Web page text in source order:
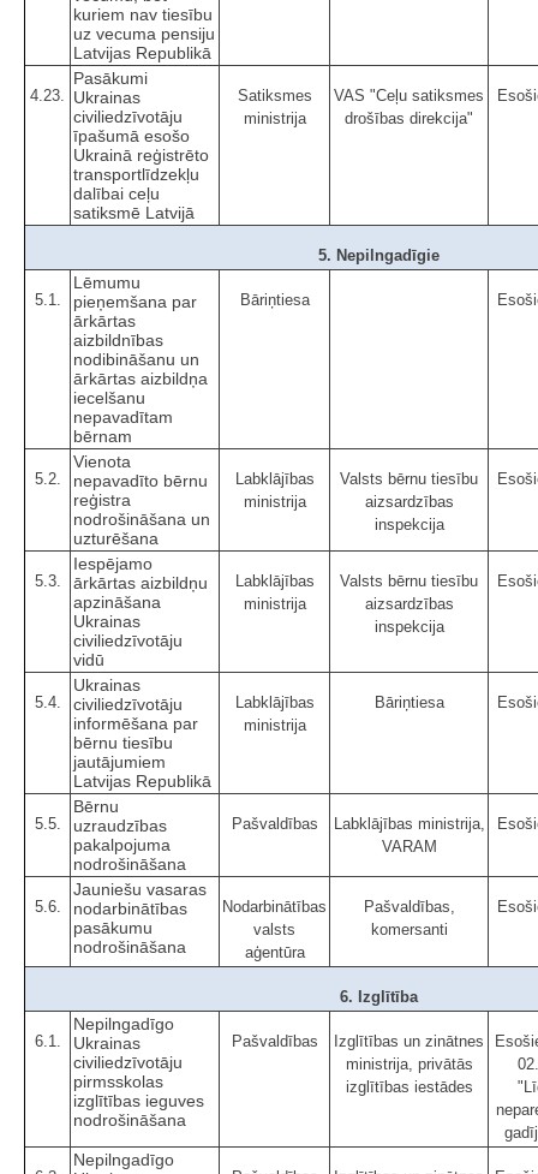
kuriem nav tiesību
uz vecuma pensiju
Latvijas Republikā
4.23.
Pasākumi
Ukrainas
civiliedzīvotāju
īpašumā esošo
Ukrainā reģistrēto
transportlīdzekļu
dalībai ceļu
satiksmē Latvijā
Satiksmes
ministrija
VAS "Ceļu satiksmes
drošības direkcija"
5. Nepilngadīgie
5.1.
Lēmumu
pieņemšana par
ārkārtas
aizbildnības
nodibināšanu un
ārkārtas aizbildņa
iecelšanu
nepavadītam
bērnam
Bāriņtiesa
5.2.
Vienota
nepavadīto bērnu
reģistra
nodrošināšana un
uzturēšana
Labklājības
ministrija
Valsts bērnu tiesību
aizsardzības
inspekcija
5.3.
Iespējamo
ārkārtas aizbildņu
apzināšana
Ukrainas
civiliedzīvotāju
vidū
Labklājības
ministrija
Valsts bērnu tiesību
aizsardzības
inspekcija
5.4.
Ukrainas
civiliedzīvotāju
informēšana par
bērnu tiesību
jautājumiem
Latvijas Republikā
Labklājības
ministrija
Bāriņtiesa
5.5.
Bērnu
uzraudzības
pakalpojuma
nodrošināšana
Pašvaldības
Labklājības ministrija,
VARAM
5.6.
Jauniešu vasaras
nodarbinātības
pasākumu
nodrošināšana
Nodarbinātības
valsts
aģentūra
Pašvaldības,
komersanti
6. Izglītība
6.1.
Nepilngadīgo
Ukrainas
civiliedzīvotāju
pirmsskolas
izglītības ieguves
nodrošināšana
Pašvaldības
Izglītības un zinātnes
ministrija, privātās
izglītības iestādes
Nepilngadīgo